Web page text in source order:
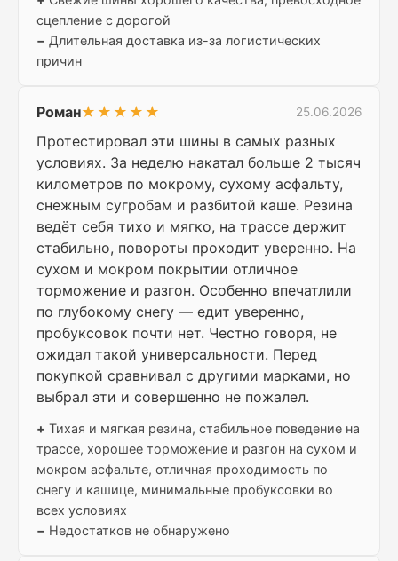
сцепление с дорогой
− Длительная доставка из-за логистических
причин
Роман★★★★★ 25.06.2026
Протестировал эти шины в самых разных
условиях. За неделю накатал больше 2 тысяч
километров по мокрому, сухому асфальту,
снежным сугробам и разбитой каше. Резина
ведёт себя тихо и мягко, на трассе держит
стабильно, повороты проходит уверенно. На
сухом и мокром покрытии отличное
торможение и разгон. Особенно впечатлили
по глубокому снегу — едит уверенно,
пробуксовок почти нет. Честно говоря, не
ожидал такой универсальности. Перед
покупкой сравнивал с другими марками, но
выбрал эти и совершенно не пожалел.
+ Тихая и мягкая резина, стабильное поведение на
трассе, хорошее торможение и разгон на сухом и
мокром асфальте, отличная проходимость по
снегу и кашице, минимальные пробуксовки во
всех условиях
− Недостатков не обнаружено